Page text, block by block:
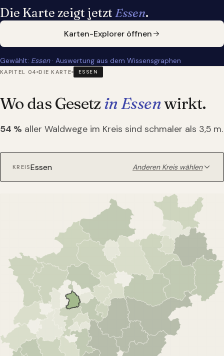
Die Karte zeigt jetzt Essen.
Karten-Explorer öffnen
Gewählt: Essen· Auswertung aus dem Wissensgraphen
KAPITEL 04 DIE KARTE ESSEN
Wo das Gesetzin Essenwirkt.
54 % aller Waldwege im Kreis sind schmaler als 3,5 m.
KREIS Anderen Kreis wählen